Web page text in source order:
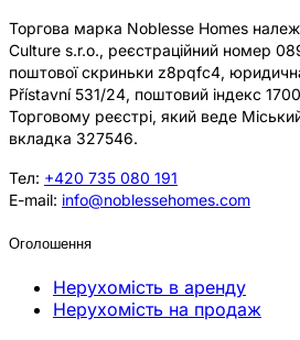
Торгова марка Noblesse Homes
Culture s.r.o., реєстраційний номер
поштової скриньки z8pqfc4,
Přístavní 531/24, поштовий індекс
Торговому реєстрі, який веде
вкладка 327546.
Тел: +420 735 080 191
E-mail: info@noblessehomes.com
Оголошення
Нерухомість в аренду
Нерухомість на продаж